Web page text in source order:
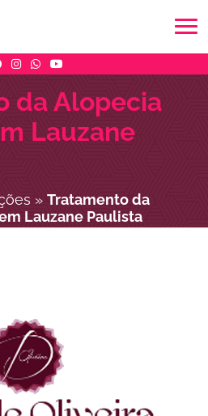
da Alopecia
Lauzane
»Tratamento da
Lauzane Paulista